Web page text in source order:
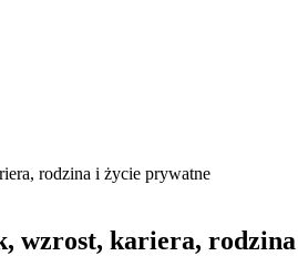
rodzina i życie prywatne
wzrost, kariera,